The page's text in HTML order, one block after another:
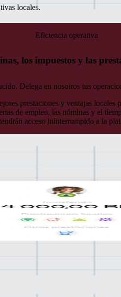
locales.
Eficiencia operativa
los impuestos y las
Delega en nosotros tus
prestaciones y ventajas locales
de empleo, las nóminas y el
acceso ininterrumpido a la